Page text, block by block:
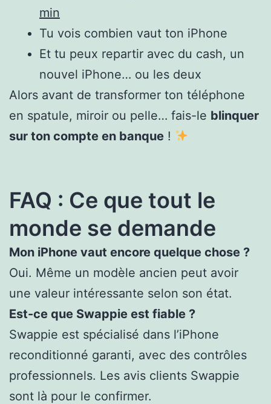
min
Tu vois combien vaut ton iPhone
Et tu peux repartir avec du cash, un
nouvel iPhone… ou les deux
Alors avant de transformer ton téléphone
en spatule, miroir ou pelle… fais-le blinquer
sur ton compte en banque !
FAQ : Ce que tout le
monde se demande
Mon iPhone vaut encore quelque chose ?
Oui. Même un modèle ancien peut avoir
une valeur intéressante selon son état.
Est-ce que Swappie est fiable ?
Swappie est spécialisé dans l’iPhone
reconditionné garanti, avec des contrôles
professionnels. Les avis clients Swappie
sont là pour le confirmer.